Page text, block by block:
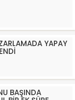
YAPAY
BAŞINDA